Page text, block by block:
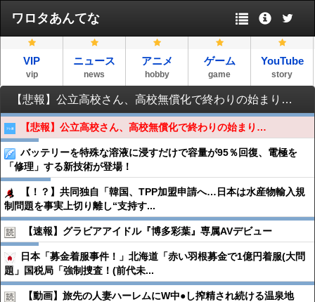
ワロタあんてな
VIP
vip
ニュース
news
アニメ
hobby
ゲーム
game
YouTube
story
【悲報】公立高校さん、高校無償化で終わりの始まり…
【悲報】公立高校さん、高校無償化で終わりの始まり…
バッテリーを特殊な溶液に浸すだけで容量が95％回復、電極を
「修理」する新技術が登場！
【！？】共同独自「韓国、TPP加盟申請へ…日本は水産物輸入規
制問題を事実上切り離し“支持す...
【速報】グラビアアイドル『博多彩葉』専属AVデビュー
日本「募金着服事件！」北海道「赤い羽根募金で1億円着服(大問
題」国税局「強制捜査！(前代未...
【動画】旅先の人妻ハーレムにW中●︎し搾精され続ける温泉地